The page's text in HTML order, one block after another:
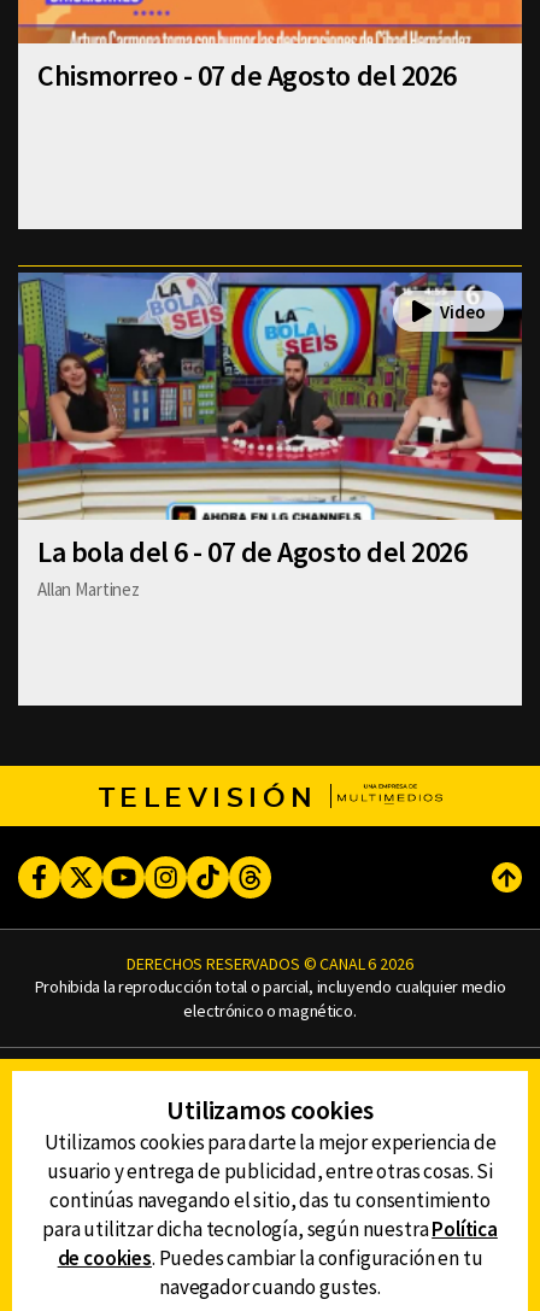
Chismorreo - 07 de Agosto del 2026
La bola del 6 - 07 de Agosto del 2026
Allan Martinez
TELEVISIÓN
FacebookTwitterYoutubeInstagram
TikTokThreads
DERECHOS RESERVADOS © CANAL 6 2026
Prohibida la reproducción total o parcial, incluyendo cualquier medio
electrónico o magnético.
AVISO DE PRIVACIDAD
AVISO LEGAL
DEFENSORÍA DE LAS AUDIENCIAS
DESCARGA LA APP DE CANAL 6
Utilizamos cookies
Utilizamos cookies para darte la mejor experiencia de
usuario y entrega de publicidad, entre otras cosas. Si
continúas navegando el sitio, das tu consentimiento
para utilitzar dicha tecnología, según nuestraPolítica
de cookies. Puedes cambiar la configuración en tu
navegador cuando gustes.